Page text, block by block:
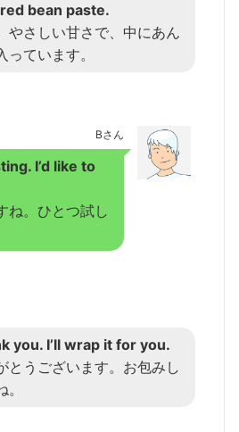
bean paste.
やさしい甘さで、中にあん
っています。
Bさん
I’d like to
ね。ひとつ試し
you. I’ll wrap it for you.
とうございます。お包みし